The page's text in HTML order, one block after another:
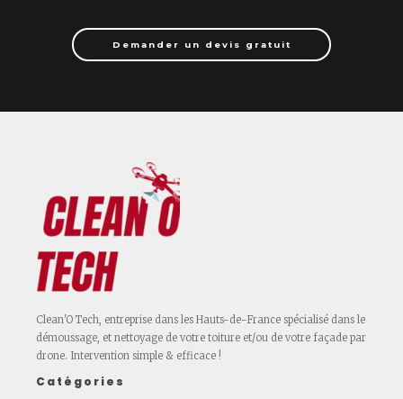
Demander un devis gratuit
Clean'O Tech, entreprise dans les Hauts-de-France spécialisé dans le
démoussage, et nettoyage de votre toiture et/ou de votre façade par
drone. Intervention simple & efficace !
Catégories